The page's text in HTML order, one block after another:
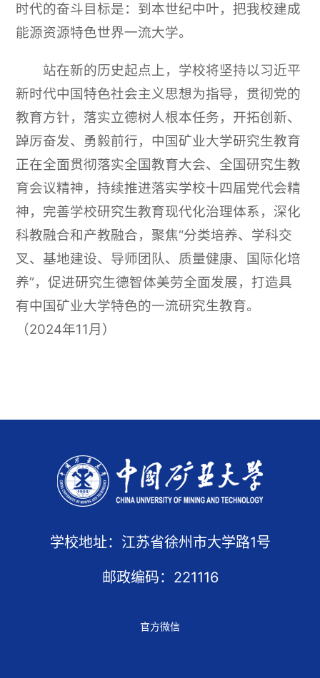
时代的奋斗目标是：到本世纪中叶，把我校建成
能源资源特色世界一流大学。
站在新的历史起点上，学校将坚持以习近平
新时代中国特色社会主义思想为指导，贯彻党的
教育方针，落实立德树人根本任务，开拓创新、
踔厉奋发、勇毅前行，中国矿业大学研究生教育
正在全面贯彻落实全国教育大会、全国研究生教
育会议精神，持续推进落实学校十四届党代会精
神，完善学校研究生教育现代化治理体系，深化
科教融合和产教融合，聚焦“分类培养、学科交
叉、基地建设、导师团队、质量健康、国际化培
养”，促进研究生德智体美劳全面发展，打造具
有中国矿业大学特色的一流研究生教育。
（2024年11月）
学校地址：江苏省徐州市大学路1号
邮政编码：221116
官方微信